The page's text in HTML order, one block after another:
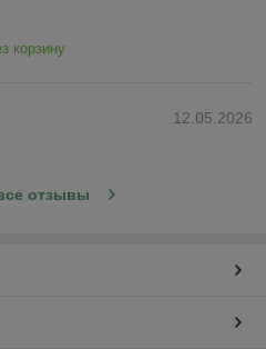
корзину
12.05.2026
отзывы